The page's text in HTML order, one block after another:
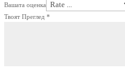
Вашата оценка
Твоят Преглед *